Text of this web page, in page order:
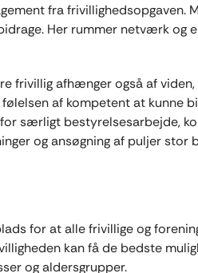
fra frivillighedsopgaven.
Her rummer netværk og
frivillig afhænger også af
af kompetent at kunne
særligt bestyrelsesarbejde,
og ansøgning af puljer stor
for at alle frivillige og
kan få de bedste
og aldersgrupper.